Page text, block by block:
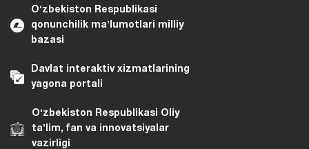
Oʻzbekiston Respublikasi
qonunchilik maʼlumotlari milliy
bazasi
Davlat interaktiv xizmatlarining
yagona portali
Oʻzbekiston Respublikasi Oliy
taʼlim, fan va innovatsiyalar
vazirligi